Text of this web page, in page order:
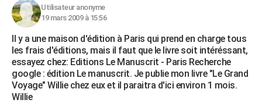
Utilisateur anonyme
19 mars 2009 à 15:56
Il y a une maison d'édition à Paris qui prend en charge tous
les frais d'éditions, mais il faut que le livre soit intéréssant,
essayez chez: Editions Le Manuscrit - Paris Recherche
google : édition Le manuscrit. Je publie mon livre "Le Grand
Voyage" Willie chez eux et il paraitra d'ici environ 1 mois.
Willie